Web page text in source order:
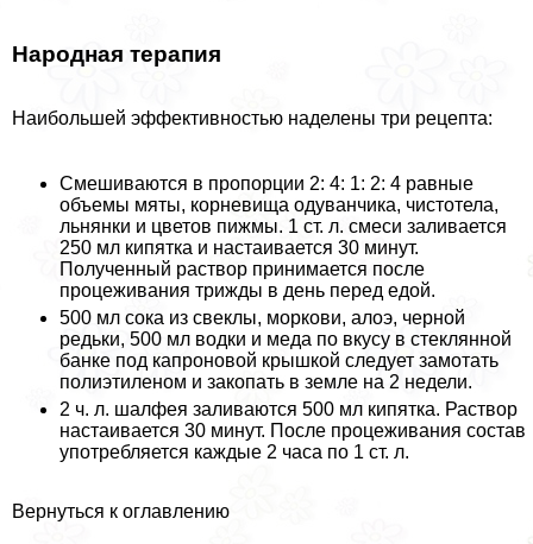
Народная терапия
Наибольшей эффективностью наделены три рецепта:
Смешиваются в пропорции 2: 4: 1: 2: 4 равные
объемы мяты, корневища одуванчика, чистотела,
льнянки и цветов пижмы. 1 ст. л. смеси заливается
250 мл кипятка и настаивается 30 минут.
Полученный раствор принимается после
процеживания трижды в день перед едой.
500 мл сока из свеклы, моркови, алоэ, черной
редьки, 500 мл водки и меда по вкусу в стеклянной
банке под капроновой крышкой следует замотать
полиэтиленом и закопать в земле на 2 недели.
2 ч. л. шалфея заливаются 500 мл кипятка. Раствор
настаивается 30 минут. После процеживания состав
употрeбляется каждые 2 часа по 1 ст. л.
Вернуться к оглавлению